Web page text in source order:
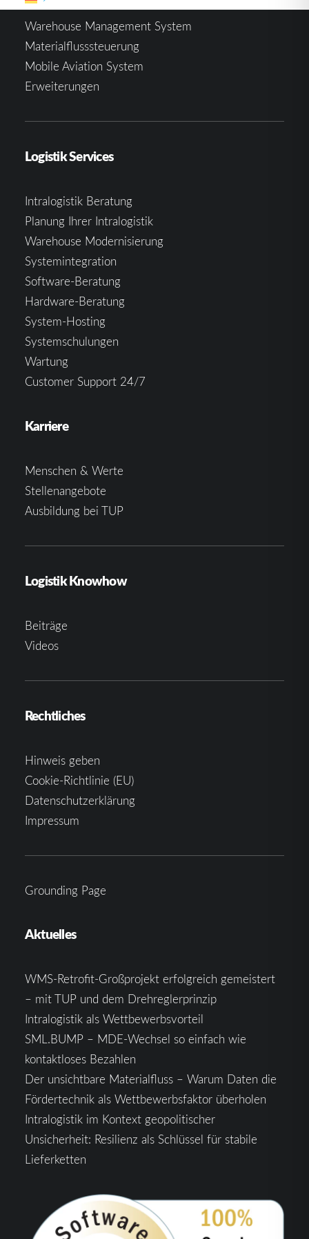
Warehouse Management System
Materialflusssteuerung
Mobile Aviation System
Erweiterungen
Logistik Services
Intralogistik Beratung
Planung Ihrer Intralogistik
Warehouse Modernisierung
Systemintegration
Software-Beratung
Hardware-Beratung
System-Hosting
Systemschulungen
Wartung
Customer Support 24/7
Karriere
Menschen & Werte
Stellenangebote
Ausbildung bei TUP
Logistik Knowhow
Beiträge
Videos
Rechtliches
Hinweis geben
Cookie-Richtlinie (EU)
Datenschutzerklärung
Impressum
Grounding Page
Aktuelles
WMS-Retrofit-Großprojekt erfolgreich gemeistert
– mit TUP und dem Drehreglerprinzip
Intralogistik als Wettbewerbsvorteil
SML.BUMP – MDE-Wechsel so einfach wie
kontaktloses Bezahlen
Der unsichtbare Materialfluss – Warum Daten die
Fördertechnik als Wettbewerbsfaktor überholen
Intralogistik im Kontext geopolitischer
Unsicherheit: Resilienz als Schlüssel für stabile
Lieferketten